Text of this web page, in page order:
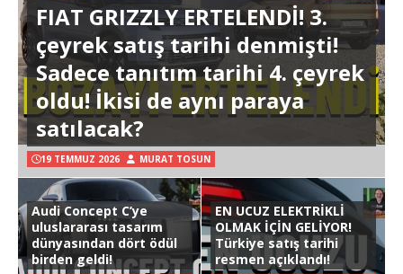
FIAT GRIZZLY ERTELENDİ! 3.
çeyrek satış tarihi denmişti!
Sadece tanıtım tarihi 4. çeyrek
oldu! İkisi de aynı paraya
satılacak?
19 TEMMUZ 2026 MURAT TOSUN
Audi Concept C’ye
uluslararası tasarım
dünyasından dört ödül
birden geldi!
EN UCUZ ELEKTRİKLİ
OLMAK İÇİN GELİYOR!
Türkiye satış tarihi
resmen açıklandı!